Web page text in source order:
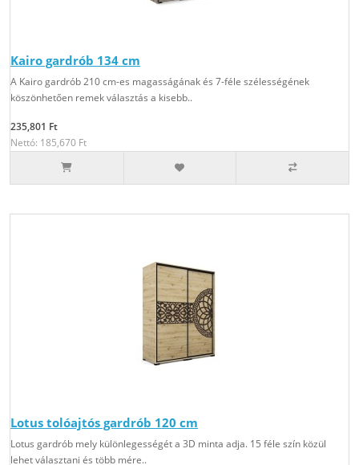
Kairo gardrób 134 cm
A Kairo gardrób 210 cm-es magasságának és 7-féle szélességének
köszönhetően remek választás a kisebb..
235,801 Ft
Nettó: 185,670 Ft
Lotus tolóajtós gardrób 120 cm
Lotus gardrób mely különlegességét a 3D minta adja. 15 féle szín közül
lehet választani és több mére..